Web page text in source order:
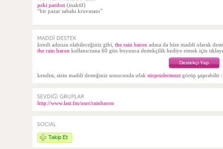
peki pardon (inaktif)
“bir pazar sabahı kruvasanı”
kendi adınıza olabileceğiniz gibi, the rain baron adına da bize maddi olarak
the rain baron kullanıcısına 60 gün boyunca destekçilik hediye etmek için
Destekçi Yap
kendisi, sizin maddi desteğiniz sonucunda ufak sürprizlerimizi görüp şaşırabilir
http://www.last.fm/user/rainbaron
Takip Et